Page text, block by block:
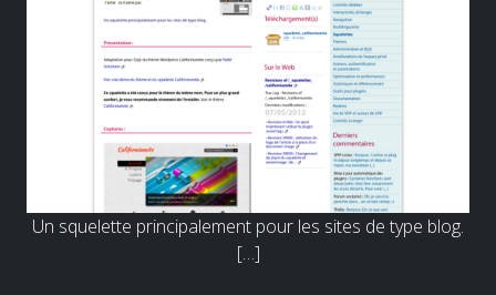
Un squelette principalement pour les sites de type blog.
[…]